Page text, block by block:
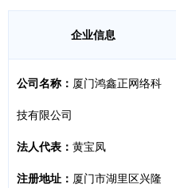
企业信息
公司名称： 厦门鸿鑫正网络科
技有限公司
法人代表： 黄宝凤
注册地址： 厦门市湖里区兴隆